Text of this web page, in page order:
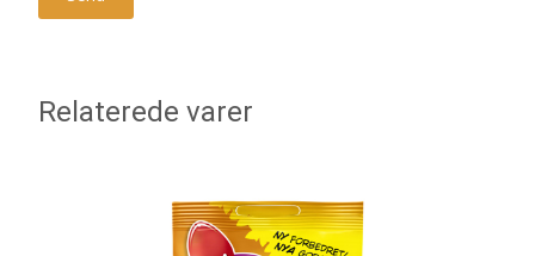
Relaterede varer